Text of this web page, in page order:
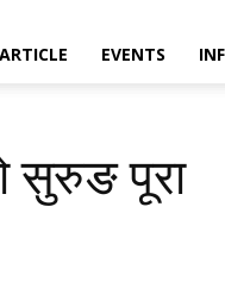
ARTICLE EVENTS
सुरुङ पूरा